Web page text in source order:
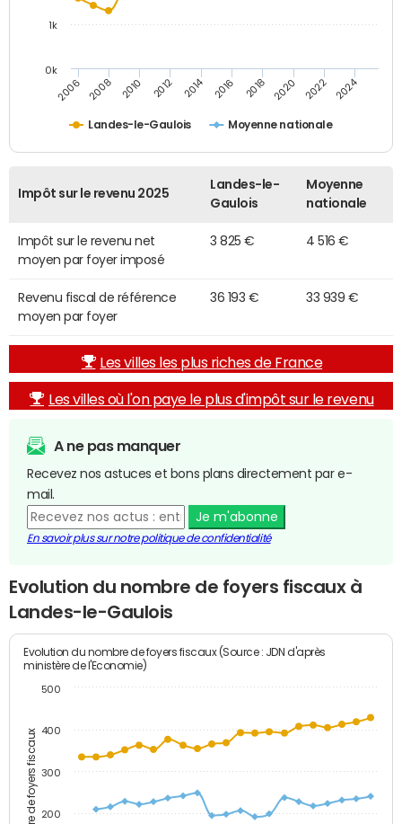
Landes-le-Gaulois Moyenne nationale
2006 2008 2010 2012 2014 2016 2018 2020 2022 2024
0k
1k
Impôt sur le revenu 2025
Landes-le-
Gaulois
Moyenne
nationale
Impôt sur le revenu net
moyen par foyer imposé
3 825 € 4 516 €
Revenu fiscal de référence
moyen par foyer
36 193 € 33 939 €
Les villes les plus riches de France
Les villes où l'on paye le plus d'impôt sur le revenu
A ne pas manquer
Recevez nos astuces et bons plans directement par e-
mail.
Je m'abonne
En savoir plus sur notre politique de confidentialité
Evolution du nombre de foyers fiscaux à
Landes-le-Gaulois
Nombre de foyers fiscaux
Evolution du nombre de foyers fiscaux (Source : JDN d'après
ministère de l'Economie)
200
300
400
500